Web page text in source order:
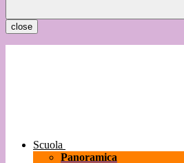
close
Scuola
Panoramica